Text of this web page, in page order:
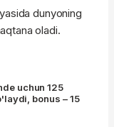
dunyoning
oladi.
uchun 125
bonus – 15